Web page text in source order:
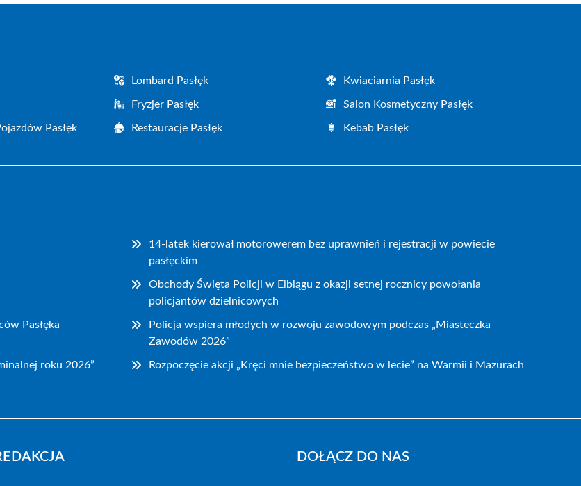
Lombard Pasłęk Kwiaciarnia Pasłęk
Fryzjer Pasłęk Salon Kosmetyczny Pasłęk
Pasłęk Restauracje Pasłęk Kebab Pasłęk
14-latek kierował motorowerem bez uprawnień i rejestracji w powiecie
pasłęckim
Obchody Święta Policji w Elblągu z okazji setnej rocznicy powołania
policjantów dzielnicowych
Pasłęka
Policja wspiera młodych w rozwoju zawodowym podczas „Miasteczka
Zawodów 2026”
roku 2026”
Rozpoczęcie akcji „Kręci mnie bezpieczeństwo w lecie” na Warmii i Mazurach
DOŁĄCZ DO NAS